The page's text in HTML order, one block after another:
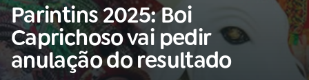
Buscar
na
Rádio
Nacional
Buscar
Parintins 2025: Boi
Caprichoso vai pedir
anulação do resultado